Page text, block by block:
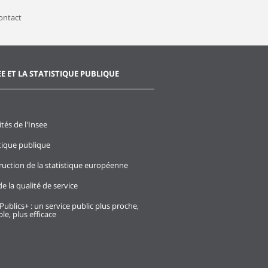
ET LA STATISTIQUE PUBLIQUE
de l'Insee
publique
de la statistique européenne
la qualité de service
: un service public plus proche,
plus efficace